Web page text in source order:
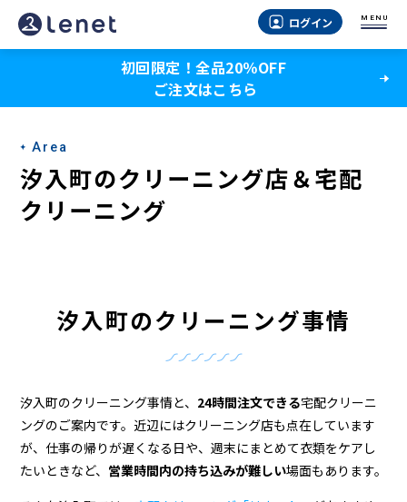
汐
入
の
ク
リ
ー
宅
配
ク
ログイン MENU
初回限定！全品20％OFF
ご注文はこちら
Area
汐入町のクリーニング店＆宅配
クリーニング
汐入町のクリーニング事情
汐入町のクリーニング事情と、 24時間注文できる宅配クリーニ
ングのご案内です。近辺にはクリーニング店も点在しています
が、仕事の帰りが遅くなる日や、週末にまとめて衣類をケアし
たいときなど、 営業時間内の持ち込みが難しい場面もあります。